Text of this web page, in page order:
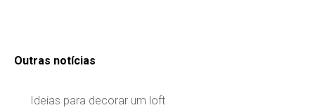
Outras notícias
Ideias para decorar um loft